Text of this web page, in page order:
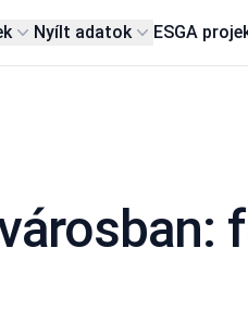
Nyílt adatok ESGA